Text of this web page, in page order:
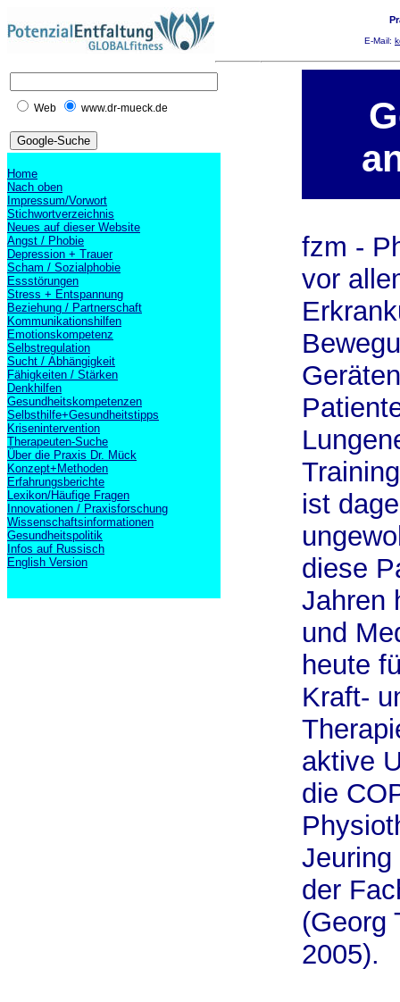
E-Mail:
Web www.dr-mueck.de
Home
Nach oben
Impressum/Vorwort
Stichwortverzeichnis
Neues auf dieser Website
Angst / Phobie
Depression + Trauer
Scham / Sozialphobie
Essstörungen
Stress + Entspannung
Beziehung / Partnerschaft
Kommunikationshilfen
Emotionskompetenz
Selbstregulation
Sucht / Abhängigkeit
Fähigkeiten / Stärken
Denkhilfen
Gesundheitskompetenzen
Selbsthilfe+Gesundheitstipps
Krisenintervention
Therapeuten-Suche
Über die Praxis Dr. Mück
Konzept+Methoden
Erfahrungsberichte
Lexikon/Häufige Fragen
Innovationen / Praxisforschung
Wissenschaftsinformationen
Gesundheitspolitik
Infos auf Russisch
English Version
fzm -
vor
ist
diese
Jahren
und
heute
Kraft-
aktive
die
der
(Georg
2005).